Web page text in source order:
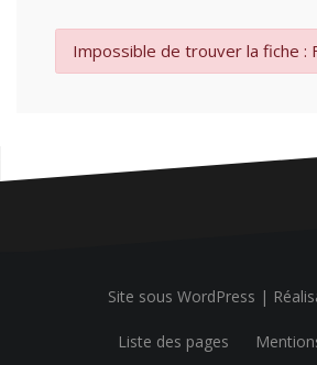
Impossible de trouver la fiche :
Site sous WordPress |
Liste des pages